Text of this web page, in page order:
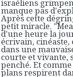
israéliens
manque pas
Après cette
petit miracle.
d'une heure la
écrivain,
dans une
courte et vivante,
penché. Et
plans respirent